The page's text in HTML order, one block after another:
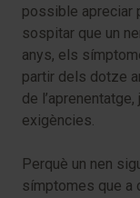
possible apreciar
sospitar que un
anys, els
partir dels dotze
de
exigències.
Perquè un nen
símptomes que a